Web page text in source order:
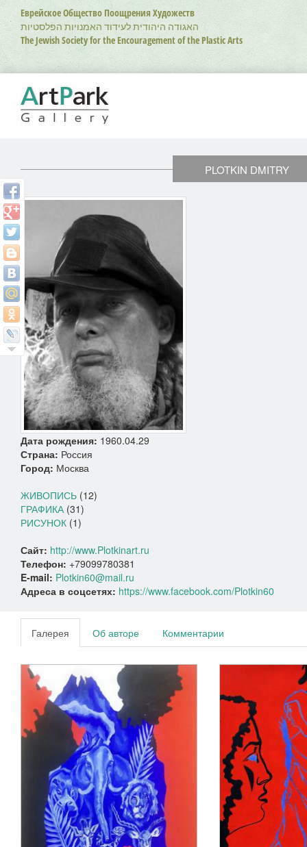
Перейти
основному
содержанию
Еврейское Общество Поощрения Художеств
האגודה היהודית לעידוד האמנויות הפלסטיות
The Jewish Society for the Encouragement of the Plastic Arts
PLOTKIN DMITRY
Дата рождения: 1960.04.29
Страна: Россия
Город: Москва
ЖИВОПИСЬ (12)
ГРАФИКА (31)
РИСУНОК (1)
Сайт: http://www.Plotkinart.ru
Телефон: +79099780381
E-mail: Plotkin60@mail.ru
Адреса в соцсетях: https://www.facebook.com/Plotkin60
Галерея Об авторе Комментарии